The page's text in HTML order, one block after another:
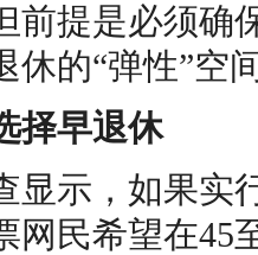
前提是必须确
休的“弹性”空
择早退休
示，如果实
网民希望在45